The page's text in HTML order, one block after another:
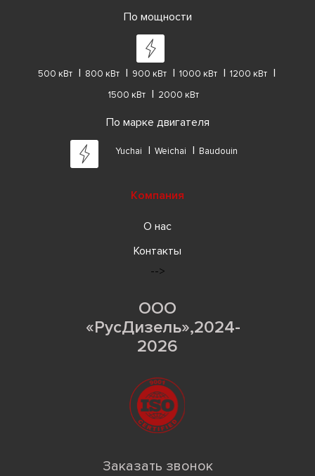
По мощности
500 кВт 800 кВт 900 кВт 1000 кВт
1200 кВт
1500 кВт
2000 кВт
По марке двигателя
Yuchai Weichai Baudouin
Компания
О нас
Контакты
-->
ООО
«РусДизель»,2024-
2026
Заказать звонок